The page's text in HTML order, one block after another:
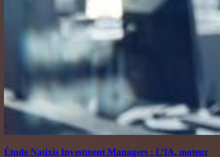
Étude Natixis Investment Managers : L’IA, moteur